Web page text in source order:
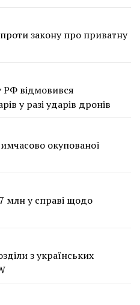
закону про приватну
РФ відмовився
у разі ударів дронів
окупованої
млн у справі щодо
з українських